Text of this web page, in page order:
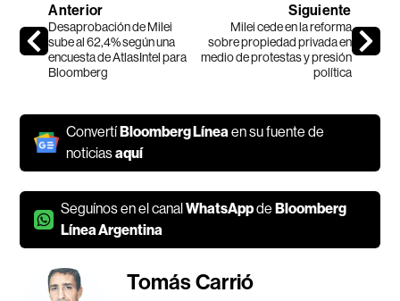
Anterior
Desaprobación de Milei
sube al 62,4% según una
encuesta de AtlasIntel para
Bloomberg
Siguiente
Milei cede en la reforma
sobre propiedad privada en
medio de protestas y presión
política
ConvertíBloomberg Línea en su fuente de
noticiasaquí
Seguínos en el canalWhatsAppdeBloomberg
Línea Argentina
Tomás Carrió